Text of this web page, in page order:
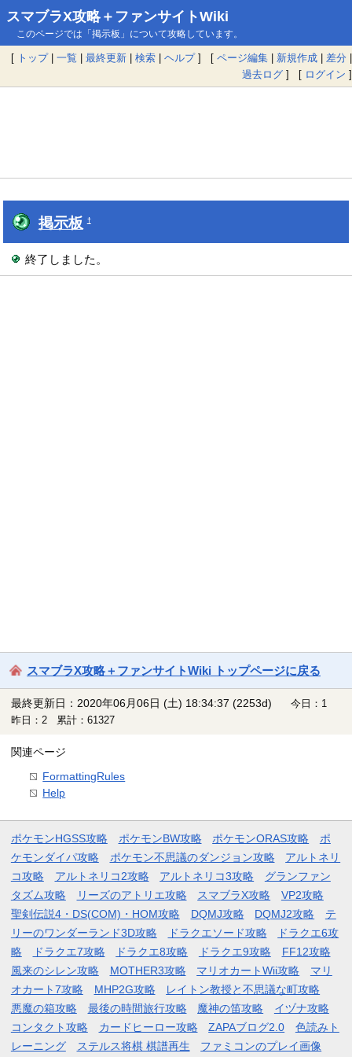
スマブラX攻略＋ファンサイトWiki
このページでは「掲示板」について攻略しています。
[ トップ| 一覧 | 最終更新 | 検索 | ヘルプ] [ ページ編集 | 新規作成 | 差分 |
過去ログ ] [ ログイン ]
掲示板 †
終了しました。
スマブラX攻略＋ファンサイトWiki トップページに戻る
最終更新日：2020年06月06日 (土) 18:34:37 (2253d)
今日：1
昨日：2 累計：61327
関連ページ
FormattingRules
Help
ポケモンHGSS攻略 ポケモンBW攻略 ポケモンORAS攻略
ポ
ケモンダイパ攻略
ポケモン不思議のダンジョン攻略
アルトネリ
コ攻略
アルトネリコ2攻略 アルトネリコ3攻略
グランファン
タズム攻略
リーズのアトリエ攻略 スマブラX攻略
VP2攻略
聖剣伝説4・DS(COM)・HOM攻略
DQMJ攻略 DQMJ2攻略
テ
リーのワンダーランド3D攻略
ドラクエソード攻略
ドラクエ6攻
略
ドラクエ7攻略 ドラクエ8攻略 ドラクエ9攻略
FF12攻略
風来のシレン攻略
MOTHER3攻略 マリオカートWii攻略
マリ
オカート7攻略
MHP2G攻略
レイトン教授と不思議な町攻略
悪魔の箱攻略
最後の時間旅行攻略 魔神の笛攻略
イヅナ攻略
コンタクト攻略
カードヒーロー攻略 ZAPAブログ2.0
色読みト
レーニング
ステルス将棋 棋譜再生 ファミコンのプレイ画像